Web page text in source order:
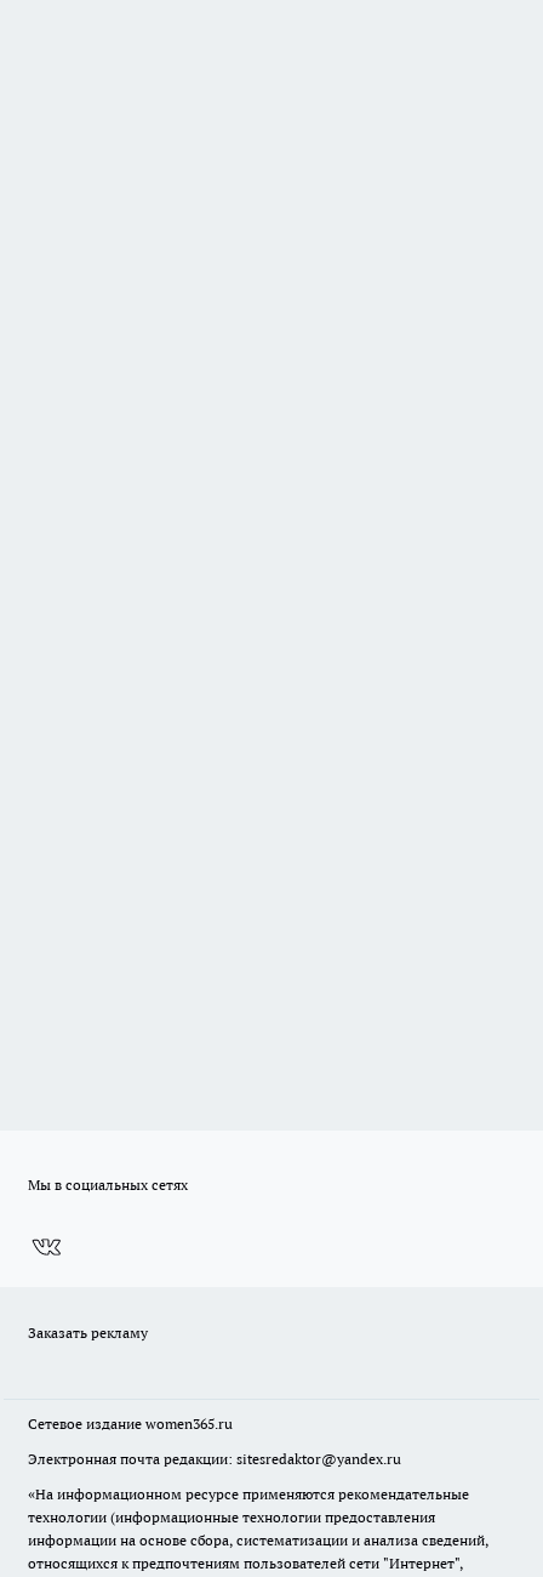
Мы в социальных сетях
Заказать рекламу
Сетевое издание women365.ru
Электронная почта редакции: sitesredaktor@yandex.ru
«На информационном ресурсе применяются рекомендательные
технологии (информационные технологии предоставления
информации на основе сбора, систематизации и анализа сведений,
относящихся к предпочтениям пользователей сети "Интернет",